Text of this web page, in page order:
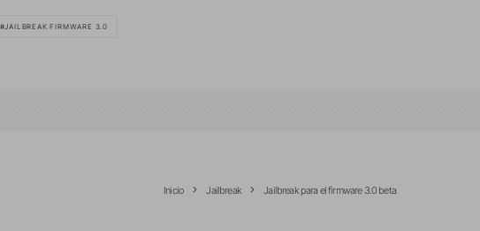
JAILBREAK FIRMWARE 3.0
Inicio Jailbreak Jailbreak para el firmware 3.0 beta